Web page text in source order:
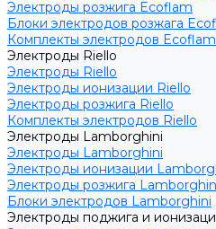
Электроды розжига Ecoflam
Блоки электродов розжага
Комплекты электродов Ecoflam
Электроды Riello
Электроды Riello
Электроды ионизации Riello
Электроды розжига Riello
Комплекты электродов Riello
Электроды Lamborghini
Электроды Lamborghini
Электроды ионизации
Электроды розжига
Блоки электродов Lamborghini
Электроды поджига и